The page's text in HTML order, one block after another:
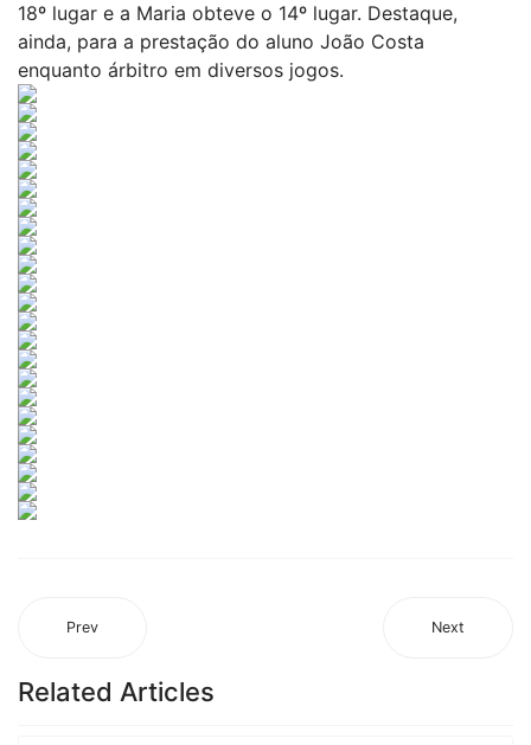
18º lugar e a Maria obteve o 14º lugar. Destaque,
ainda, para a prestação do aluno João Costa
enquanto árbitro em diversos jogos.
Prev Next
Related Articles